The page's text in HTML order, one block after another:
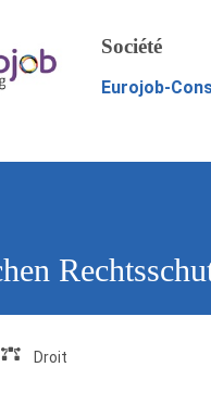
Société
Eurojob-
Droit